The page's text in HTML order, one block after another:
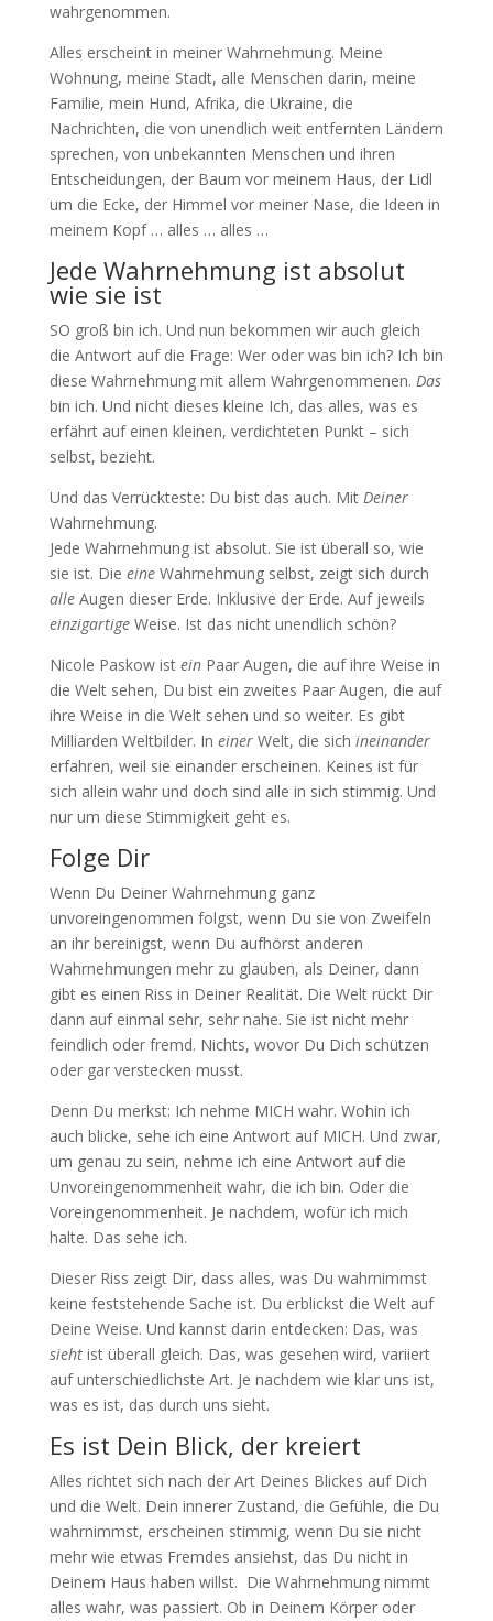
wahrgenommen.
Alles erscheint in meiner Wahrnehmung. Meine
Wohnung, meine Stadt, alle Menschen darin, meine
Familie, mein Hund, Afrika, die Ukraine, die
Nachrichten, die von unendlich weit entfernten Ländern
sprechen, von unbekannten Menschen und ihren
Entscheidungen, der Baum vor meinem Haus, der Lidl
um die Ecke, der Himmel vor meiner Nase, die Ideen in
meinem Kopf … alles … alles …
Jede Wahrnehmung ist absolut
wie sie ist
SO groß bin ich. Und nun bekommen wir auch gleich
die Antwort auf die Frage: Wer oder was bin ich? Ich bin
diese Wahrnehmung mit allem Wahrgenommenen. Das
bin ich. Und nicht dieses kleine Ich, das alles, was es
erfährt auf einen kleinen, verdichteten Punkt – sich
selbst, bezieht.
Und das Verrückteste: Du bist das auch. Mit Deiner
Wahrnehmung.
Jede Wahrnehmung ist absolut. Sie ist überall so, wie
sie ist. Die eineWahrnehmung selbst, zeigt sich durch
alleAugen dieser Erde. Inklusive der Erde. Auf jeweils
einzigartigeWeise. Ist das nicht unendlich schön?
Nicole Paskow ist einPaar Augen, die auf ihre Weise in
die Welt sehen, Du bist ein zweites Paar Augen, die auf
ihre Weise in die Welt sehen und so weiter. Es gibt
Milliarden Weltbilder. In einerWelt, die sich ineinander
erfahren, weil sie einander erscheinen. Keines ist für
sich allein wahr und doch sind alle in sich stimmig. Und
nur um diese Stimmigkeit geht es.
Folge Dir
Wenn Du Deiner Wahrnehmung ganz
unvoreingenommen folgst, wenn Du sie von Zweifeln
an ihr bereinigst, wenn Du aufhörst anderen
Wahrnehmungen mehr zu glauben, als Deiner, dann
gibt es einen Riss in Deiner Realität. Die Welt rückt Dir
dann auf einmal sehr, sehr nahe. Sie ist nicht mehr
feindlich oder fremd. Nichts, wovor Du Dich schützen
oder gar verstecken musst.
Denn Du merkst: Ich nehme MICH wahr. Wohin ich
auch blicke, sehe ich eine Antwort auf MICH. Und zwar,
um genau zu sein, nehme ich eine Antwort auf die
Unvoreingenommenheit wahr, die ich bin. Oder die
Voreingenommenheit. Je nachdem, wofür ich mich
halte. Das sehe ich.
Dieser Riss zeigt Dir, dass alles, was Du wahrnimmst
keine feststehende Sache ist. Du erblickst die Welt auf
Deine Weise. Und kannst darin entdecken: Das, was
siehtist überall gleich. Das, was gesehen wird, variiert
auf unterschiedlichste Art. Je nachdem wie klar uns ist,
was es ist, das durch uns sieht.
Es ist Dein Blick, der kreiert
Alles richtet sich nach der Art Deines Blickes auf Dich
und die Welt. Dein innerer Zustand, die Gefühle, die Du
wahrnimmst, erscheinen stimmig, wenn Du sie nicht
mehr wie etwas Fremdes ansiehst, das Du nicht in
Deinem Haus haben willst. Die Wahrnehmung nimmt
alles wahr, was passiert. Ob in Deinem Körper oder